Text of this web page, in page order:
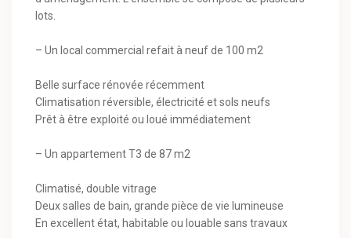
lots.
– Un local commercial refait à neuf de 100 m2
Belle surface rénovée récemment
Climatisation réversible, électricité et sols neufs
Prêt à être exploité ou loué immédiatement
– Un appartement T3 de 87 m2
Climatisé, double vitrage
Deux salles de bain, grande pièce de vie lumineuse
En excellent état, habitable ou louable sans travaux